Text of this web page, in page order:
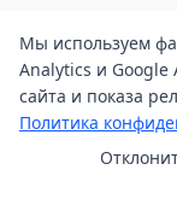
Мы используем
Analytics и Google
сайта и показа
Политика